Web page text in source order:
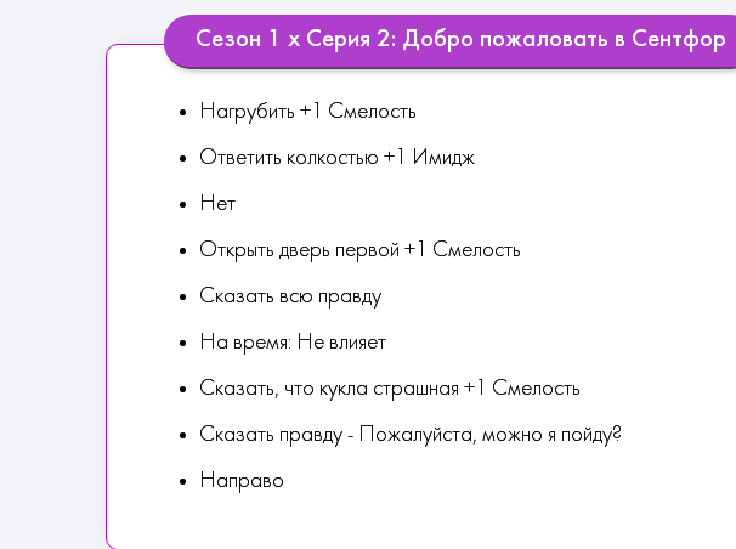
Сезон 1 х Серия 2: Добро пожаловать в Сентфор
Нагрубить +1 Смелость
Ответить колкостью +1 Имидж
Нет
Открыть дверь первой +1 Смелость
Сказать всю правду
На время: Не влияет
Сказать, что кукла страшная +1 Смелость
Сказать правду - Пожалуйста, можно я пойду?
Направо